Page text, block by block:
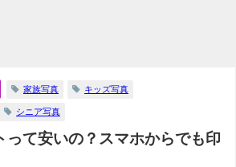
家族写真 キッズ写真
シニア写真
って安いの？スマホからでも印